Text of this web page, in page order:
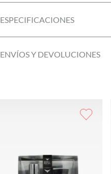
ESPECIFICACIONES
ENVÍOS Y DEVOLUCIONES